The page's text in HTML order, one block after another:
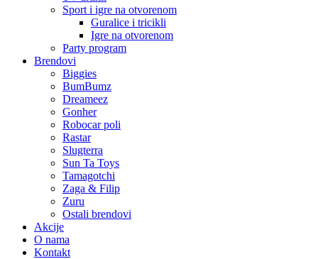
Sport i igre na otvorenom
Guralice i tricikli
Igre na otvorenom
Party program
Brendovi
Biggies
BumBumz
Dreameez
Gonher
Robocar poli
Rastar
Slugterra
Sun Ta Toys
Tamagotchi
Zaga & Filip
Zuru
Ostali brendovi
Akcije
O nama
Kontakt